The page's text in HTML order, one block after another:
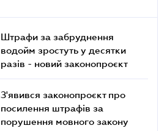
Штрафи за забруднення
водойм зростуть у десятки
разів - новий законопроєкт
З'явився законопроєкт про
посилення штрафів за
порушення мовного закону